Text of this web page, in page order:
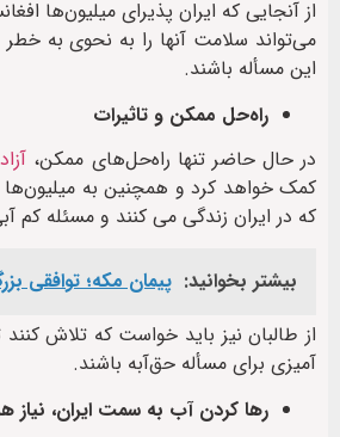
از آنجایی که ایران پذیرای میلیون‌ها
می‌تواند سلامت آنها را به نحوی به خطر
این مسأله باشند.
راه‌حل ممکن و تاثیرات
در حال حاضر تنها راه‌حل‌های ممکن،
کمک خواهد کرد و همچنین به میلیون‌ها
که در ایران زندگی می کنند و مسئله کم
بیشتر بخوانید: پیمان مکه؛ توافقی
از طالبان نیز باید خواست که تلاش
آمیزی برای مسأله حق‌آبه باشند.
رها کردن آب به سمت ایران، نیاز